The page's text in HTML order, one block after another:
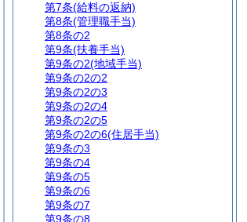
第7条(給料の返納)
第8条(管理職手当)
第8条の2
第9条(扶養手当)
第9条の2(地域手当)
第9条の2の2
第9条の2の3
第9条の2の4
第9条の2の5
第9条の2の6(住居手当)
第9条の3
第9条の4
第9条の5
第9条の6
第9条の7
第9条の8